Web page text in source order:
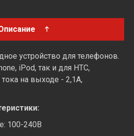
устройство для телефонов.
iPod, так и для HTC,
на выходе - 2,1А,
100-240В